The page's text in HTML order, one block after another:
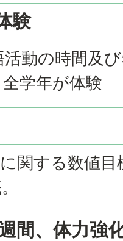
験
動の時間及
学年が体験
関する数値
間、体力強